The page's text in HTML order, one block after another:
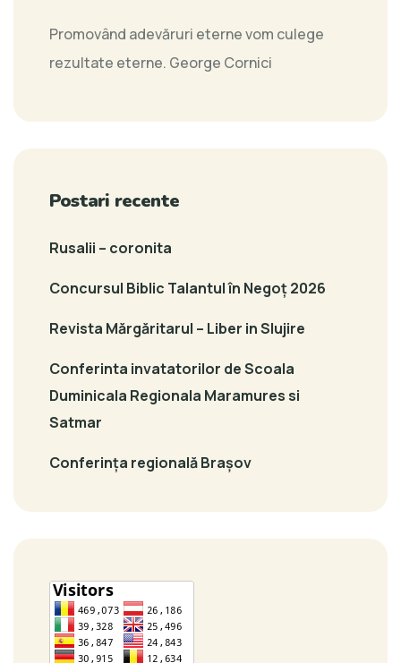
Promovând adevăruri eterne vom culege
rezultate eterne. George Cornici
Postari recente
Rusalii – coronita
Concursul Biblic Talantul în Negoț 2026
Revista Mărgăritarul – Liber in Slujire
Conferinta invatatorilor de Scoala
Duminicala Regionala Maramures si
Satmar
Conferința regională Brașov